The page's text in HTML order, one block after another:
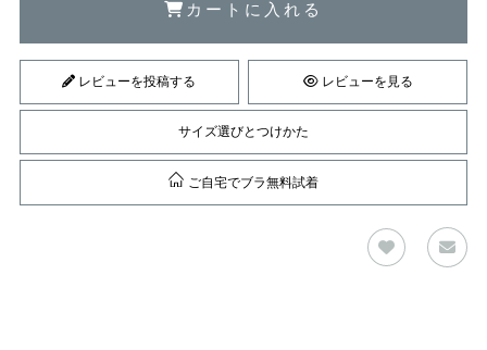
カートに入れる
レビューを投稿する レビューを見る
サイズ選びとつけかた
ご自宅でブラ無料試着